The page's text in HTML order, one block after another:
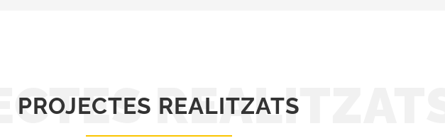
REALITZATS
PROJECTES REALITZATS